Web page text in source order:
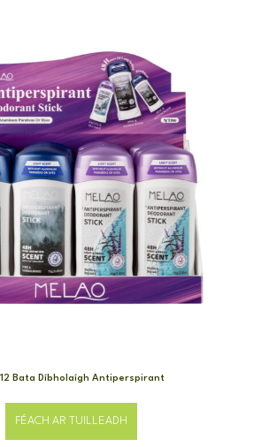
Bata Díbholaígh Antiperspirant
FÉACH AR TUILLEADH